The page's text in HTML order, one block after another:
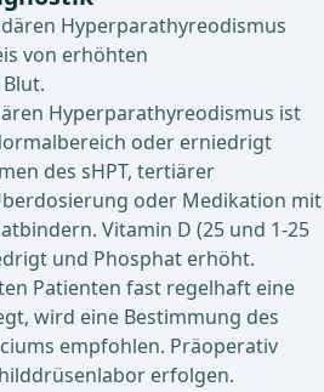
Hyperparathyreodismus
von erhöhten
Hyperparathyreodismus ist
oder erniedrigt
des sHPT, tertiärer
oder Medikation mit
Vitamin D (25 und 1-25
und Phosphat erhöht.
Patienten fast regelhaft eine
wird eine Bestimmung des
empfohlen. Präoperativ
erfolgen.